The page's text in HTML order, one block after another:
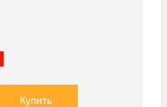
Купить